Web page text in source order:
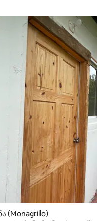
5‑დან 4,92, 13
(Monagrillo)